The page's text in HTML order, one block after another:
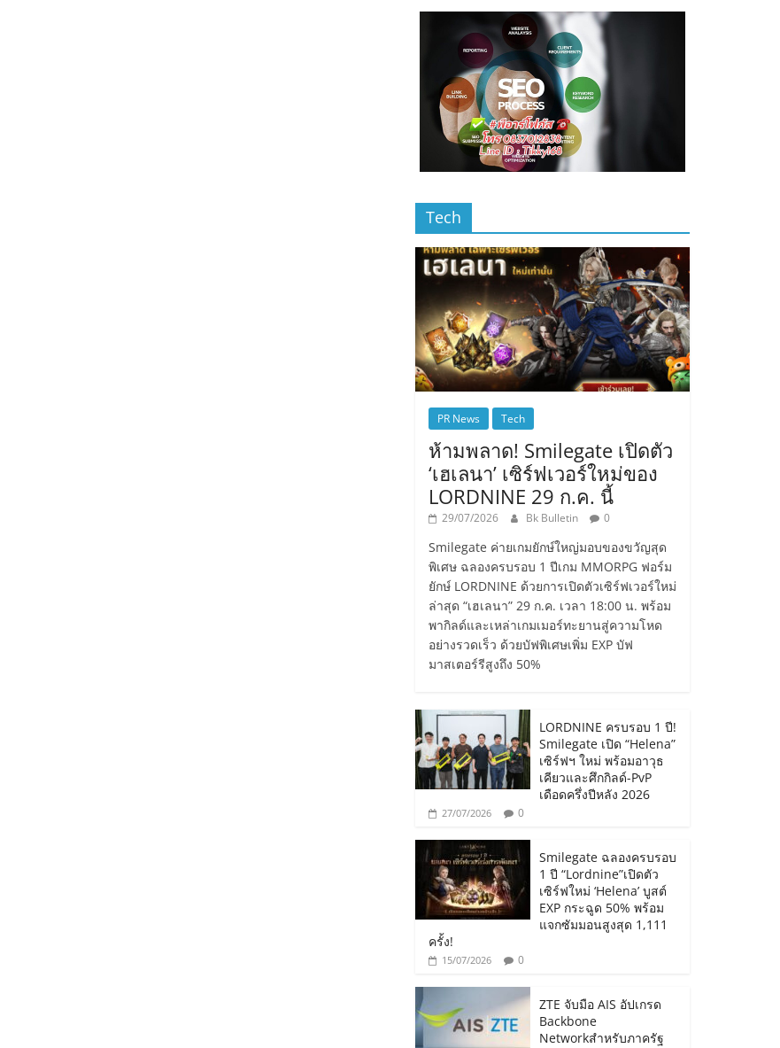
Tech
PR News Tech
ห้ามพลาด! Smilegate เปิดตัว
‘เฮเลนา’ เซิร์ฟเวอร์ใหม่ของ
LORDNINE 29 ก.ค. นี้
29/07/2026 Bk Bulletin 0
Smilegate ค่ายเกมยักษ์ใหญ่มอบของขวัญสุด
พิเศษ ฉลองครบรอบ 1 ปีเกม MMORPG ฟอร์ม
ยักษ์ LORDNINE ด้วยการเปิดตัวเซิร์ฟเวอร์ใหม่
ล่าสุด “เฮเลนา” 29 ก.ค. เวลา 18:00 น. พร้อม
พากิลด์และเหล่าเกมเมอร์ทะยานสู่ความโหด
อย่างรวดเร็ว ด้วยบัฟพิเศษเพิ่ม EXP บัฟ
มาสเตอร์รีสูงถึง 50%
LORDNINE ครบรอบ 1 ปี!
Smilegate เปิด “Helena”
เซิร์ฟฯ ใหม่ พร้อมอาวุธ
เคียวและศึกกิลด์-PvP
เดือดครึ่งปีหลัง 2026
27/07/2026 0
Smilegate ฉลองครบรอบ
1 ปี “Lordnine”เปิดตัว
เซิร์ฟใหม่ ‘Helena’ บูสต์
EXP กระฉูด 50% พร้อม
แจกซัมมอนสูงสุด 1,111
ครั้ง!
15/07/2026 0
ZTE จับมือ AIS อัปเกรด
Backbone
Networkสำหรับภาครัฐ